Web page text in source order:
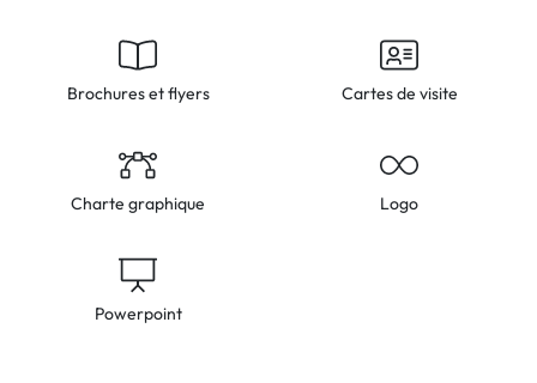
Brochures et flyers Cartes de visite
Charte graphique Logo
Powerpoint